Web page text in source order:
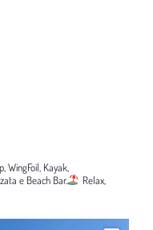
WingFoil, Kayak,
e Beach Bar.
Relax,